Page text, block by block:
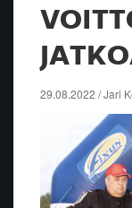
29.08.2022 / Jari